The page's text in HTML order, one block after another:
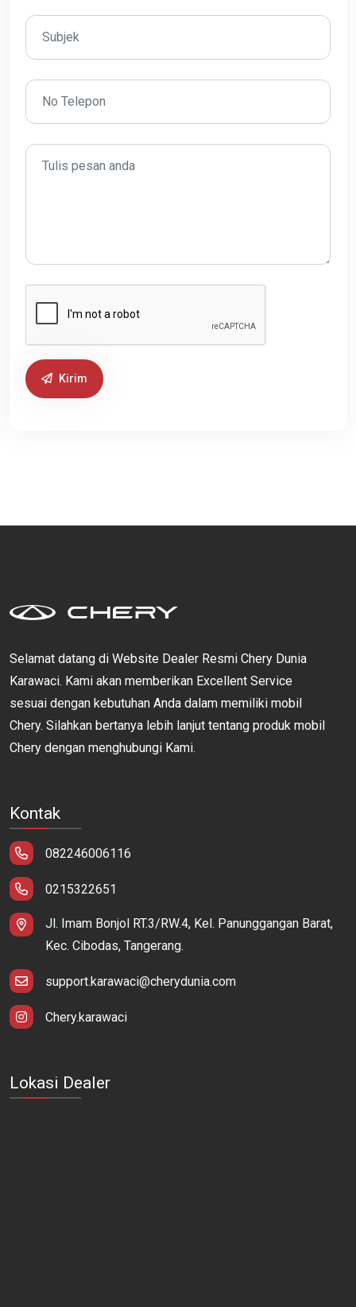
Kirim
Selamat datang di Website Dealer Resmi Chery Dunia
Karawaci. Kami akan memberikan Excellent Service
sesuai dengan kebutuhan Anda dalam memiliki mobil
Chery. Silahkan bertanya lebih lanjut tentang produk mobil
Chery dengan menghubungi Kami.
Kontak
082246006116
0215322651
Jl. Imam Bonjol RT.3/RW.4, Kel. Panunggangan Barat,
Kec. Cibodas, Tangerang.
support.karawaci@cherydunia.com
Chery.karawaci
Lokasi Dealer